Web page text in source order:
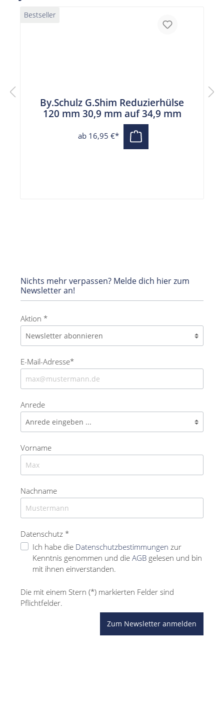
Bestseller
By.Schulz G.Shim Reduzierhülse
120 mm 30,9 mm auf 34,9 mm
ab 16,95 €*
Nichts mehr verpassen? Melde dich hier zum
Newsletter an!
Aktion *
E-Mail-Adresse*
Anrede
Vorname
Nachname
Datenschutz *
Ich habe die Datenschutzbestimmungen zur
Kenntnis genommen und die AGB gelesen und bin
mit ihnen einverstanden.
Die mit einem Stern (*) markierten Felder sind
Pflichtfelder.
Zum Newsletter anmelden